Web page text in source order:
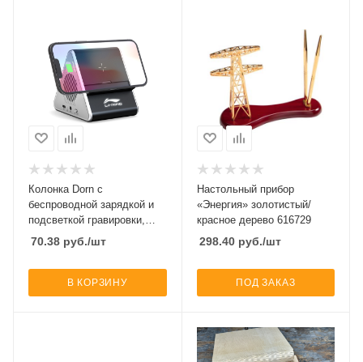
Колонка Dorn с
беспроводной зарядкой и
подсветкой гравировки,
черный
70.38 руб./шт
В КОРЗИНУ
Настольный прибор
«Энергия» золотистый/
красное дерево 616729
298.40руб./шт
ПОД ЗАКАЗ